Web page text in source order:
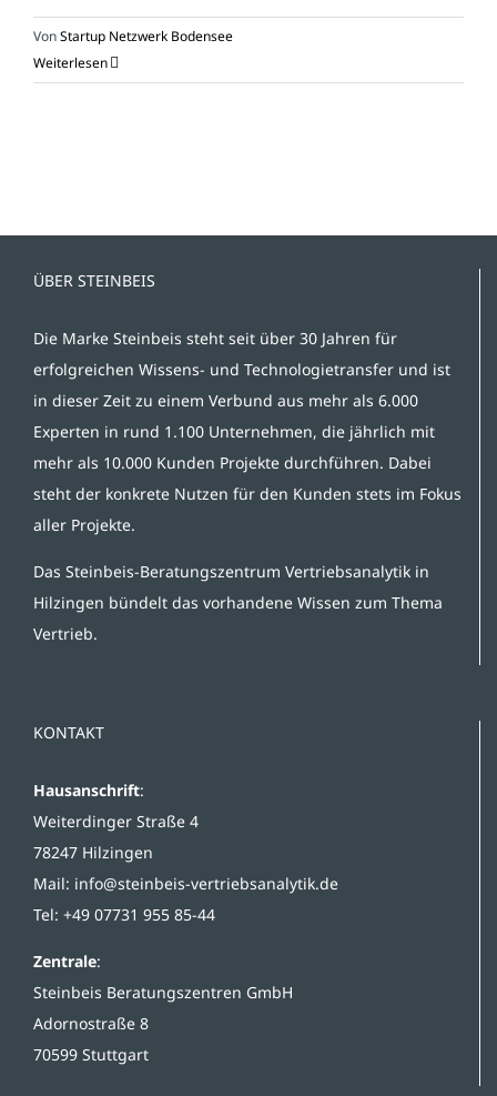
VonStartup Netzwerk Bodensee
Weiterlesen
ÜBER STEINBEIS
Die Marke Steinbeis steht seit über 30 Jahren für
erfolgreichen Wissens- und Technologietransfer und ist
in dieser Zeit zu einem Verbund aus mehr als 6.000
Experten in rund 1.100 Unternehmen, die jährlich mit
mehr als 10.000 Kunden Projekte durchführen. Dabei
steht der konkrete Nutzen für den Kunden stets im Fokus
aller Projekte.
Das Steinbeis-Beratungszentrum Vertriebsanalytik in
Hilzingen bündelt das vorhandene Wissen zum Thema
Vertrieb.
KONTAKT
Hausanschrift:
Weiterdinger Straße 4
78247 Hilzingen
Mail: info@steinbeis-vertriebsanalytik.de
Tel: +49 07731 955 85-44
Zentrale:
Steinbeis Beratungszentren GmbH
Adornostraße 8
70599 Stuttgart